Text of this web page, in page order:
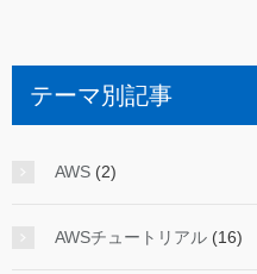
テーマ別記事
AWS (2)
AWSチュートリアル (16)